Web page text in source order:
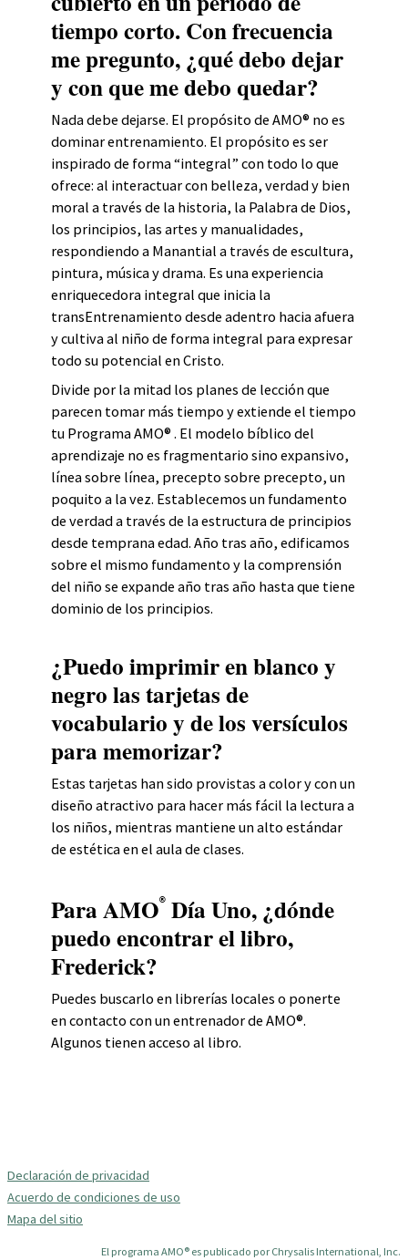
tiempo corto. Con frecuencia
me pregunto, ¿qué debo dejar
y con que me debo quedar?
Nada debe dejarse. El propósito de AMO® no es
dominar entrenamiento. El propósito es ser
inspirado de forma “integral” con todo lo que
ofrece: al interactuar con belleza, verdad y bien
moral a través de la historia, la Palabra de Dios,
los principios, las artes y manualidades,
respondiendo a Manantial a través de escultura,
pintura, música y drama. Es una experiencia
enriquecedora integral que inicia la
transEntrenamiento desde adentro hacia afuera
y cultiva al niño de forma integral para expresar
todo su potencial en Cristo.
Divide por la mitad los planes de lección que
parecen tomar más tiempo y extiende el tiempo
tu Programa AMO® . El modelo bíblico del
aprendizaje no es fragmentario sino expansivo,
línea sobre línea, precepto sobre precepto, un
poquito a la vez. Establecemos un fundamento
de verdad a través de la estructura de principios
desde temprana edad. Año tras año, edificamos
sobre el mismo fundamento y la comprensión
del niño se expande año tras año hasta que tiene
dominio de los principios.
¿Puedo imprimir en blanco y
negro las tarjetas de
vocabulario y de los versículos
para memorizar?
Estas tarjetas han sido provistas a color y con un
diseño atractivo para hacer más fácil la lectura a
los niños, mientras mantiene un alto estándar
de estética en el aula de clases.
Para AMO® Día Uno, ¿dónde
puedo encontrar el libro,
Frederick?
Puedes buscarlo en librerías locales o ponerte
en contacto con un entrenador de AMO®.
Algunos tienen acceso al libro.
Declaración de privacidad
Acuerdo de condiciones de uso
Mapa del sitio
El programa AMO® es publicado por Chrysalis International, Inc.